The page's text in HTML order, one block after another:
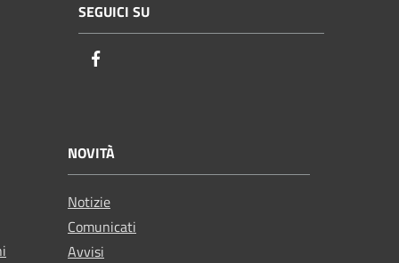
SEGUICI SU
NOVITÀ
Notizie
Comunicati
Avvisi